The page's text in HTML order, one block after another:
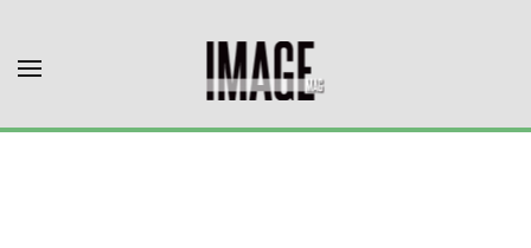
Skip to main content